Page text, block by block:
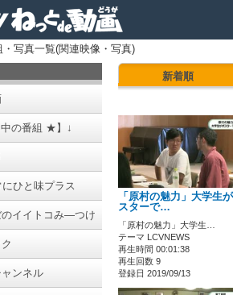
・写真一覧(関連映像・写真)
の番組 ★】↓
ひと味プラス
のイイトコみ―つけ
ャンネル
新着順
「原村の魅力」大学生
スターで…
「原村の魅力」大学生…
テーマ LCVNEWS
再生時間 00:01:38
再生回数 9
登録日 2019/09/13